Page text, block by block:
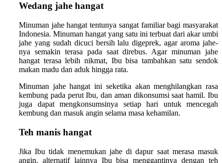
Wedang jahe hangat
Minuman jahe hangat tentunya sangat familiar bagi masyarakat
Indonesia. Minuman hangat yang satu ini terbuat dari akar umbi
jahe yang sudah dicuci bersih lalu digeprek, agar aroma jahe-
nya semakin terasa pada saat direbus. Agar minuman jahe
hangat terasa lebih nikmat, Ibu bisa tambahkan satu sendok
makan madu dan aduk hingga rata.
Minuman jahe hangat ini seketika akan menghilangkan rasa
kembung pada perut Ibu, dan aman dikonsumsi saat hamil. Ibu
juga dapat mengkonsumsinya setiap hari untuk mencegah
kembung dan masuk angin selama masa kehamilan.
Teh manis hangat
Jika Ibu tidak menemukan jahe di dapur saat merasa masuk
angin, alternatif lainnya Ibu bisa menggantinya dengan teh